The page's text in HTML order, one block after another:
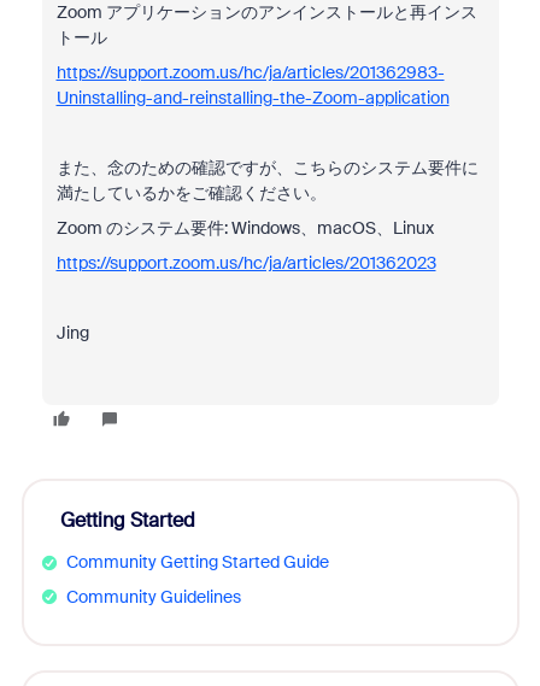
Zoom アプリケーションのアンインストールと再インス
トール
https://support.zoom.us/hc/ja/articles/201362983-
Uninstalling-and-reinstalling-the-Zoom-application
また、念のための確認ですが、こちらのシステム要件に
満たしているかをご確認ください。
Zoom のシステム要件: Windows、macOS、Linux
https://support.zoom.us/hc/ja/articles/201362023
Jing
Getting Started
Community Getting Started Guide
Community Guidelines